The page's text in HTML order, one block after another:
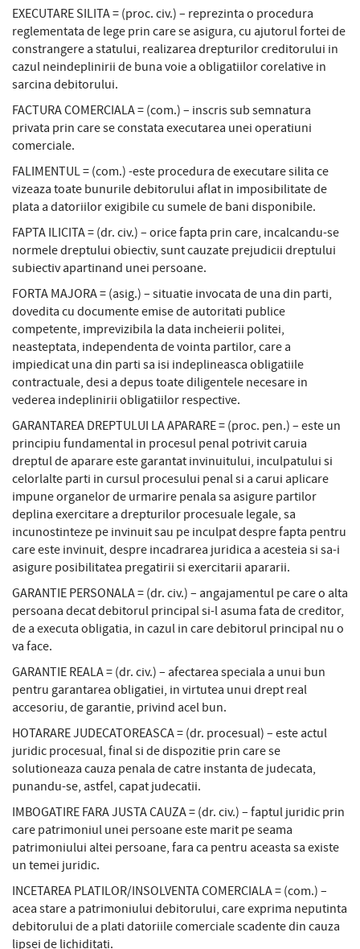
EXECUTARE SILITA = (proc. civ.) – reprezinta o procedura
reglementata de lege prin care se asigura, cu ajutorul fortei de
constrangere a statului, realizarea drepturilor creditorului in
cazul neindeplinirii de buna voie a obligatiilor corelative in
sarcina debitorului.
FACTURA COMERCIALA = (com.) – inscris sub semnatura
privata prin care se constata executarea unei operatiuni
comerciale.
FALIMENTUL = (com.) -este procedura de executare silita ce
vizeaza toate bunurile debitorului aflat in imposibilitate de
plata a datoriilor exigibile cu sumele de bani disponibile.
FAPTA ILICITA = (dr. civ.) – orice fapta prin care, incalcandu-se
normele dreptului obiectiv, sunt cauzate prejudicii dreptului
subiectiv apartinand unei persoane.
FORTA MAJORA = (asig.) – situatie invocata de una din parti,
dovedita cu documente emise de autoritati publice
competente, imprevizibila la data incheierii politei,
neasteptata, independenta de vointa partilor, care a
impiedicat una din parti sa isi indeplineasca obligatiile
contractuale, desi a depus toate diligentele necesare in
vederea indeplinirii obligatiilor respective.
GARANTAREA DREPTULUI LA APARARE = (proc. pen.) – este un
principiu fundamental in procesul penal potrivit caruia
dreptul de aparare este garantat invinuitului, inculpatului si
celorlalte parti in cursul procesului penal si a carui aplicare
impune organelor de urmarire penala sa asigure partilor
deplina exercitare a drepturilor procesuale legale, sa
incunostinteze pe invinuit sau pe inculpat despre fapta pentru
care este invinuit, despre incadrarea juridica a acesteia si sa-i
asigure posibilitatea pregatirii si exercitarii apararii.
GARANTIE PERSONALA = (dr. civ.) – angajamentul pe care o alta
persoana decat debitorul principal si-l asuma fata de creditor,
de a executa obligatia, in cazul in care debitorul principal nu o
va face.
GARANTIE REALA = (dr. civ.) – afectarea speciala a unui bun
pentru garantarea obligatiei, in virtutea unui drept real
accesoriu, de garantie, privind acel bun.
HOTARARE JUDECATOREASCA = (dr. procesual) – este actul
juridic procesual, final si de dispozitie prin care se
solutioneaza cauza penala de catre instanta de judecata,
punandu-se, astfel, capat judecatii.
IMBOGATIRE FARA JUSTA CAUZA = (dr. civ.) – faptul juridic prin
care patrimoniul unei persoane este marit pe seama
patrimoniului altei persoane, fara ca pentru aceasta sa existe
un temei juridic.
INCETAREA PLATILOR/INSOLVENTA COMERCIALA = (com.) –
acea stare a patrimoniului debitorului, care exprima neputinta
debitorului de a plati datoriile comerciale scadente din cauza
lipsei de lichiditati.